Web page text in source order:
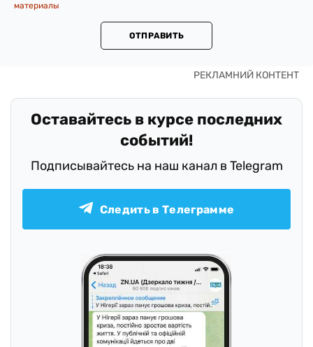
материалы
ОТПРАВИТЬ
Оставайтесь в курсе последних
событий!
Подписывайтесь на наш канал в Telegram
Следить в Телеграмме